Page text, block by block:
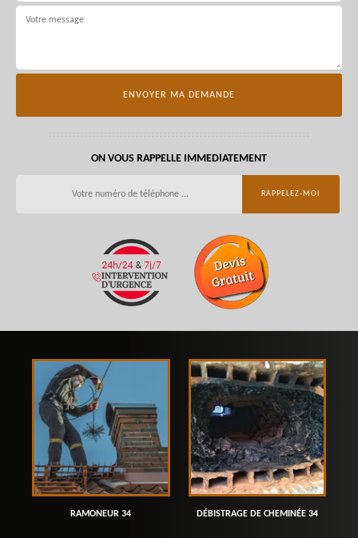
ON VOUS RAPPELLE IMMEDIATEMENT
RAMONEUR 34 DÉBISTRAGE DE CHEMINÉE 34